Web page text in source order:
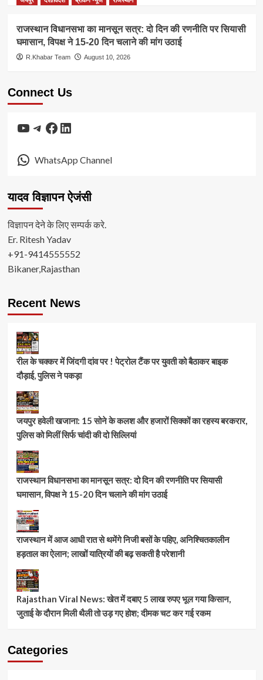
राजस्थान विधानसभा का मानसून सत्र: दो दिन की रणनीति पर सियासी
घमासान, विपक्ष ने 15-20 दिन चलाने की मांग उठाई
R.Khabar Team August 10, 2026
Connect Us
YouTube
Telegram
Facebook
LinkedIn
WhatsApp Channel
यादव विज्ञापन ऐजंसी
विज्ञापन देने के लिए सम्पर्क करे.
Er. Ritesh Yadav
+91-9414555552
Bikaner,Rajasthan
Recent News
रील के चक्कर में जिंदगी दांव पर ! पेट्रोल टैंक पर युवती को बैठाकर बाइक
दौड़ाई, पुलिस ने पकड़ा
जयपुर हवेली खजाना: 15 सोने के कलश और हजारों सिक्कों का रहस्य बरकरार,
पुलिस को मिलीं सिर्फ चांदी की दो सिल्लियां
राजस्थान विधानसभा का मानसून सत्र: दो दिन की रणनीति पर सियासी
घमासान, विपक्ष ने 15-20 दिन चलाने की मांग उठाई
राजस्थान में आज आधी रात से थमेंगे निजी बसों के पहिए, अनिश्चितकालीन
हड़ताल का ऐलान; लाखों यात्रियों की बढ़ सकती है परेशानी
Rajasthan Viral News: खेत में दबाए 5 लाख रुपए भूल गया किसान,
जुताई के दौरान मिली थैली तो उड़ गए होश; दीमक चट कर गई रकम
Categories